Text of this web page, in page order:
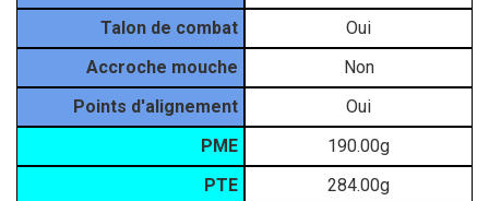
Talon de combat
Oui
Accroche mouche
Non
Points d'alignement
Oui
PME
190.00g
PTE
284.00g